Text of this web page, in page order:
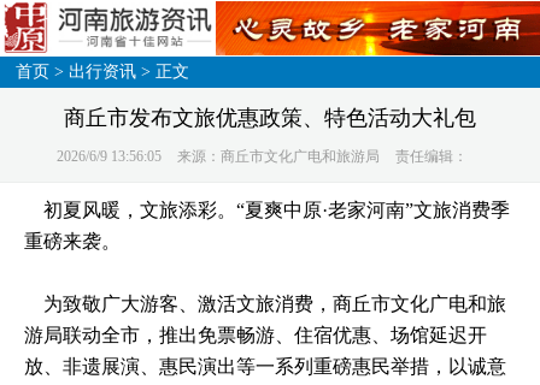
首页 >出行资讯 > 正文
商丘市发布文旅优惠政策、特色活动大礼包
2026/6/9 13:56:05 来源：商丘市文化广电和旅游局 责任编辑：
初夏风暖，文旅添彩。“夏爽中原·老家河南”文旅消费季
重磅来袭。
为致敬广大游客、激活文旅消费，商丘市文化广电和旅
游局联动全市，推出免票畅游、住宿优惠、场馆延迟开
放、非遗展演、惠民演出等一系列重磅惠民举措，以诚意